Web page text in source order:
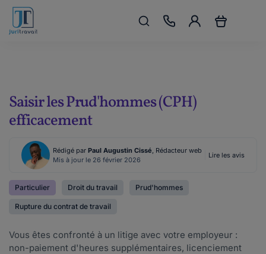
Saisir les Prud'hommes (CPH)
efficacement
Rédigé par Paul Augustin Cissé, Rédacteur web
Mis à jour le 26 février 2026
Lire les avis
Particulier Droit du travail Prud'hommes
Rupture du contrat de travail
Vous êtes confronté à un litige avec votre employeur :
non-paiement d'heures supplémentaires, licenciement